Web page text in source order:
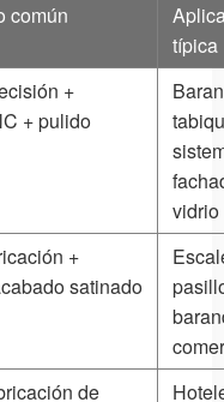
común
típica
+
+ pulido
vidrio
+
satinado
de